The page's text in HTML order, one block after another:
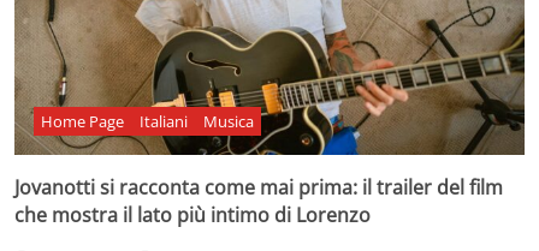
Home Page Italiani Musica
Jovanotti si racconta come mai prima: il trailer del film
che mostra il lato più intimo di Lorenzo